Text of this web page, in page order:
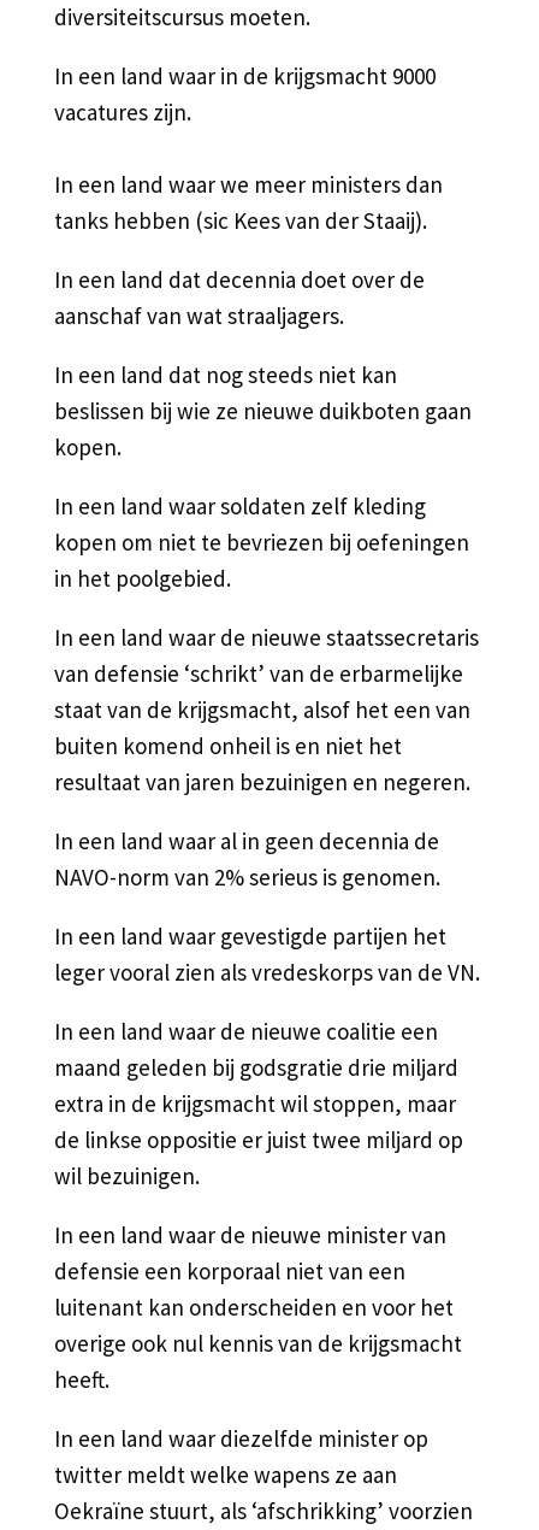
diversiteitscursus moeten.
In een land waar in de krijgsmacht 9000
vacatures zijn.
In een land waar we meer ministers dan
tanks hebben (sic Kees van der Staaij).
In een land dat decennia doet over de
aanschaf van wat straaljagers.
In een land dat nog steeds niet kan
beslissen bij wie ze nieuwe duikboten gaan
kopen.
In een land waar soldaten zelf kleding
kopen om niet te bevriezen bij oefeningen
in het poolgebied.
In een land waar de nieuwe staatssecretaris
van defensie ‘schrikt’ van de erbarmelijke
staat van de krijgsmacht, alsof het een van
buiten komend onheil is en niet het
resultaat van jaren bezuinigen en negeren.
In een land waar al in geen decennia de
NAVO-norm van 2% serieus is genomen.
In een land waar gevestigde partijen het
leger vooral zien als vredeskorps van de VN.
In een land waar de nieuwe coalitie een
maand geleden bij godsgratie drie miljard
extra in de krijgsmacht wil stoppen, maar
de linkse oppositie er juist twee miljard op
wil bezuinigen.
In een land waar de nieuwe minister van
defensie een korporaal niet van een
luitenant kan onderscheiden en voor het
overige ook nul kennis van de krijgsmacht
heeft.
In een land waar diezelfde minister op
twitter meldt welke wapens ze aan
Oekraïne stuurt, als ‘afschrikking’ voorzien